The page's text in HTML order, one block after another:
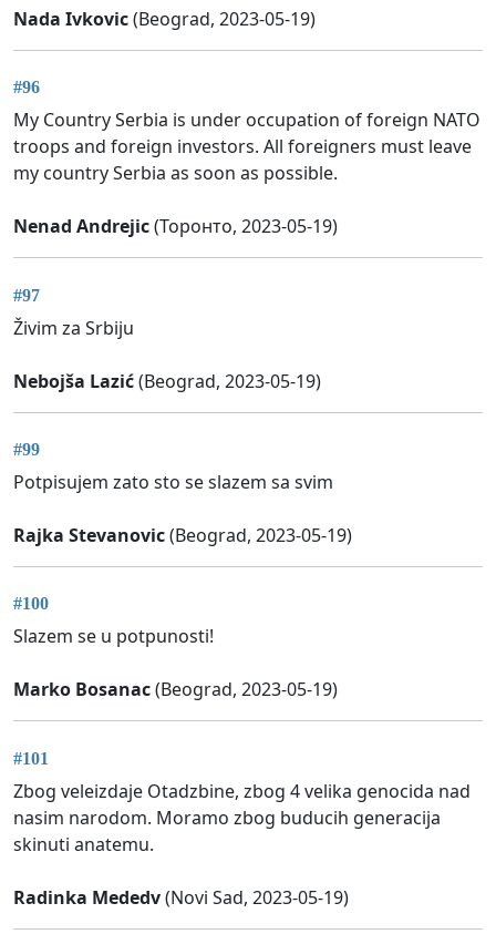
Nada Ivkovic(Beograd, 2023-05-19)
#96
My Country Serbia is under occupation of foreign NATO
troops and foreign investors. All foreigners must leave
my country Serbia as soon as possible.
Nenad Andrejic(Торонто, 2023-05-19)
#97
Živim za Srbiju
Nebojša Lazić(Beograd, 2023-05-19)
#99
Potpisujem zato sto se slazem sa svim
Rajka Stevanovic(Beograd, 2023-05-19)
#100
Slazem se u potpunosti!
Marko Bosanac(Beograd, 2023-05-19)
#101
Zbog veleizdaje Otadzbine, zbog 4 velika genocida nad
nasim narodom. Moramo zbog buducih generacija
skinuti anatemu.
Radinka Mededv(Novi Sad, 2023-05-19)